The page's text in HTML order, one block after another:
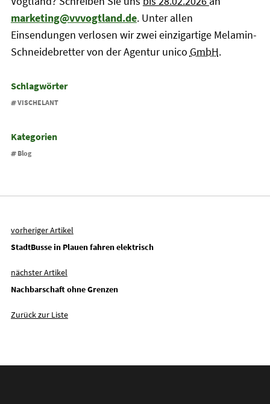
marketing@vvvogtland.de. Unter allen
Einsendungen verlosen wir zwei einzigartige Melamin-
Schneidebretter von der Agentur unico GmbH.
Schlagwörter
VISCHELANT
Kategorien
Blog
vorheriger Artikel
StadtBusse in Plauen fahren elektrisch
nächster Artikel
Nachbarschaft ohne Grenzen
Zurück zur Liste